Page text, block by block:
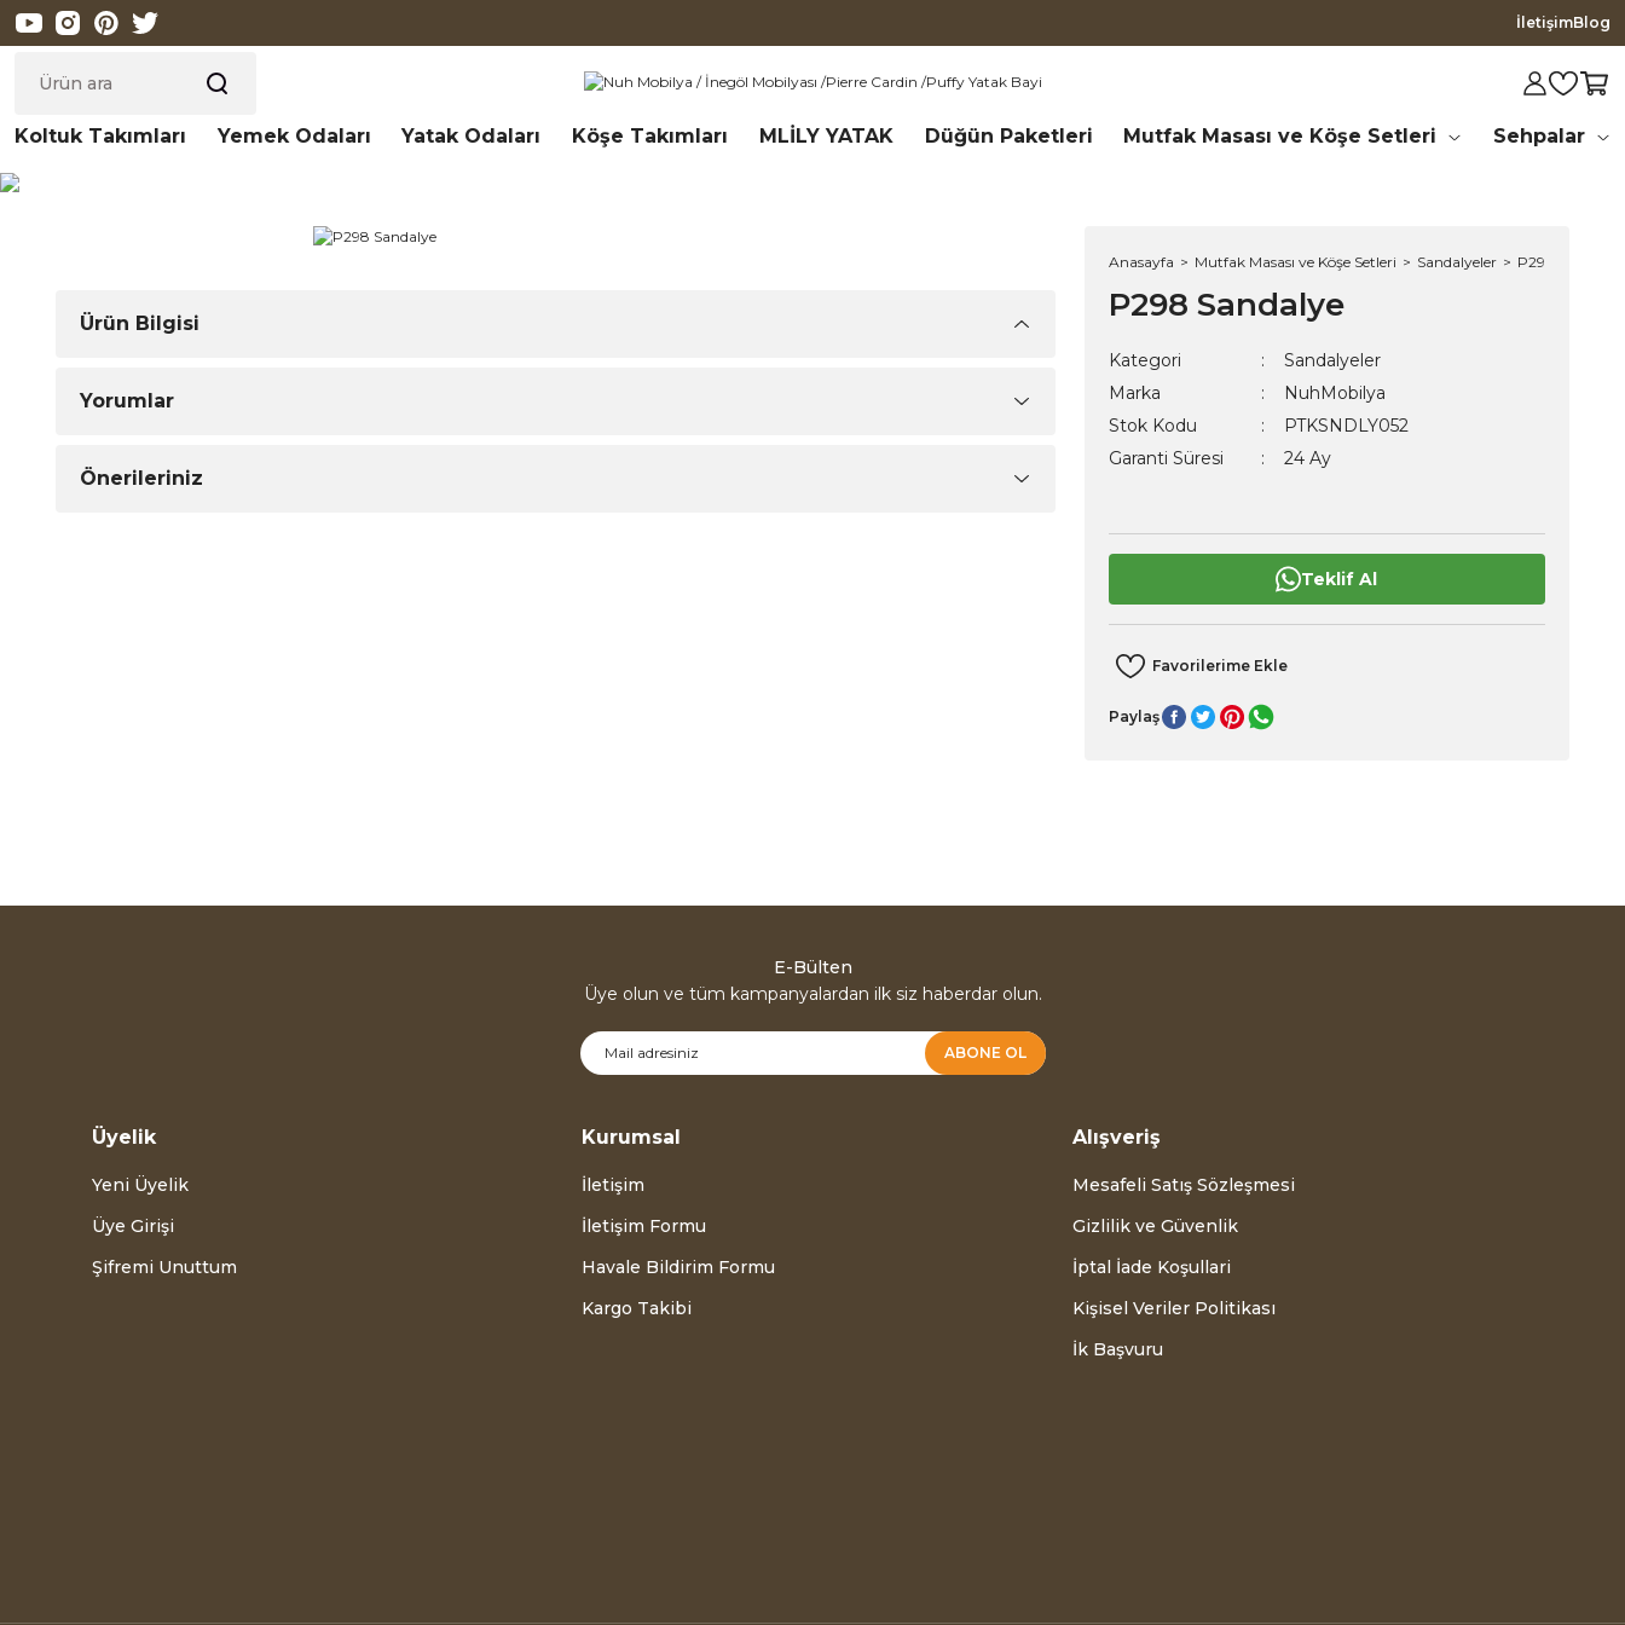
İletişimBlog
Koltuk Takımları Yemek Odaları Yatak Odaları Köşe Takımları MLİLY YATAK Düğün Paketleri Mutfak Masası ve Köşe Setleri Sehpalar
Ürün Bilgisi
Yorumlar
Önerileriniz
Anasayfa Mutfak Masası ve Köşe Setleri Sandalyeler P298 Sandalye
P298 Sandalye
Kategori
Sandalyeler
Marka
NuhMobilya
Stok Kodu
PTKSNDLY052
Garanti Süresi
24 Ay
Teklif Al
Paylaş
E-Bülten
Üye olun ve tüm kampanyalardan ilk siz haberdar olun.
ABONE OL
Üyelik
Yeni Üyelik
Üye Girişi
Şifremi Unuttum
Kurumsal
İletişim
İletişim Formu
Havale Bildirim Formu
Kargo Takibi
Alışveriş
Mesafeli Satış Sözleşmesi
Gizlilik ve Güvenlik
İptal İade Koşullari
Kişisel Veriler Politikası
İk Başvuru